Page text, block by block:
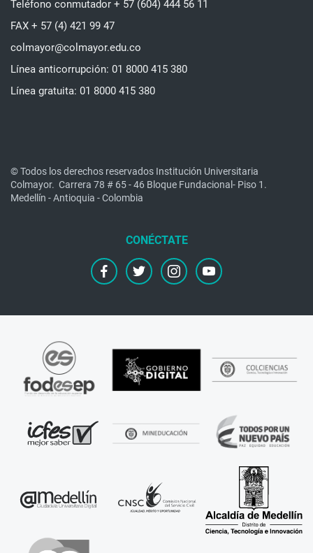
Teléfono conmutador + 57 (604) 444 56 11
FAX + 57 (4) 421 99 47
colmayor@colmayor.edu.co
Línea anticorrupción: 01 8000 415 380
Línea gratuita: 01 8000 415 380
© Todos los derechos reservados Institución Universitaria
Colmayor. Carrera 78 # 65 - 46 Bloque Fundacional- Piso 1.
Medellín - Antioquia - Colombia
facebooktwitter instagramyoutube